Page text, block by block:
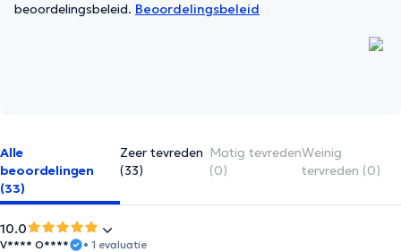
beoordelingsbeleid. Beoordelingsbeleid
Alle
beoordelingen
(33)
Zeer tevreden
(33)
Matig tevreden
(0)
Weinig
tervreden (0)
10.0
V**** O**** • 1 evaluatie